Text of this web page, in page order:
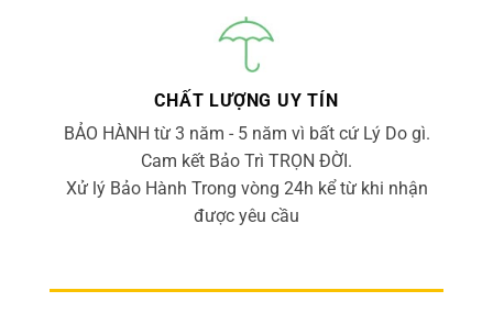
CHẤT LƯỢNG UY TÍN
BẢO HÀNH từ 3 năm - 5 năm vì bất cứ Lý Do gì.
Cam kết Bảo Trì TRỌN ĐỜI.
Xử lý Bảo Hành Trong vòng 24h kể từ khi nhận
được yêu cầu